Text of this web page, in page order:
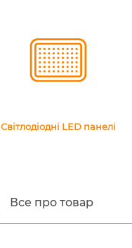
Світлодіодні LED панелі
Все про товар